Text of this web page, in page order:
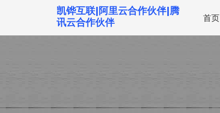
到
凯铧互联|阿里云合作伙伴|腾
讯云合作伙伴
首页